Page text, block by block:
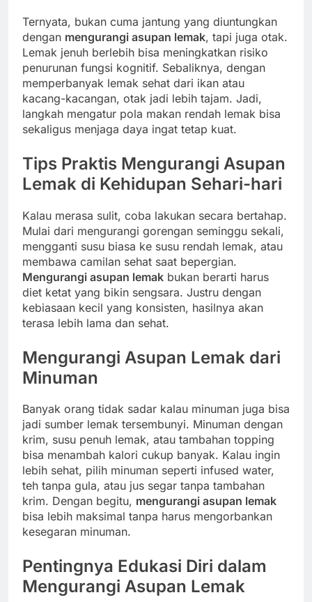
Ternyata, bukan cuma jantung yang diuntungkan
dengan mengurangi asupan lemak, tapi juga otak.
Lemak jenuh berlebih bisa meningkatkan risiko
penurunan fungsi kognitif. Sebaliknya, dengan
memperbanyak lemak sehat dari ikan atau
kacang-kacangan, otak jadi lebih tajam. Jadi,
langkah mengatur pola makan rendah lemak bisa
sekaligus menjaga daya ingat tetap kuat.
Tips Praktis Mengurangi Asupan
Lemak di Kehidupan Sehari-hari
Kalau merasa sulit, coba lakukan secara bertahap.
Mulai dari mengurangi gorengan seminggu sekali,
mengganti susu biasa ke susu rendah lemak, atau
membawa camilan sehat saat bepergian.
Mengurangi asupan lemak bukan berarti harus
diet ketat yang bikin sengsara. Justru dengan
kebiasaan kecil yang konsisten, hasilnya akan
terasa lebih lama dan sehat.
Mengurangi Asupan Lemak dari
Minuman
Banyak orang tidak sadar kalau minuman juga bisa
jadi sumber lemak tersembunyi. Minuman dengan
krim, susu penuh lemak, atau tambahan topping
bisa menambah kalori cukup banyak. Kalau ingin
lebih sehat, pilih minuman seperti infused water,
teh tanpa gula, atau jus segar tanpa tambahan
krim. Dengan begitu, mengurangi asupan lemak
bisa lebih maksimal tanpa harus mengorbankan
kesegaran minuman.
Pentingnya Edukasi Diri dalam
Mengurangi Asupan Lemak